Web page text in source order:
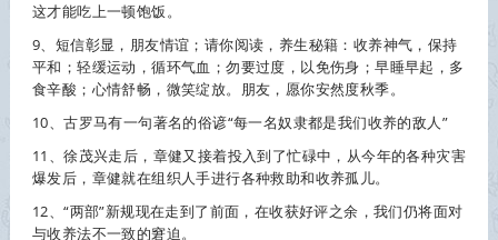
这才能吃上一顿饱饭。
9、短信彰显，朋友情谊；请你阅读，养生秘籍： 收养神气，保持
平和；轻缓运动，循环气血；勿要过度，以免伤身；早睡早起，多
食辛酸；心情舒畅，微笑绽放。朋友，愿你安然度秋季。
10、古罗马有一句著名的俗谚“每一名奴隶都是我们收养的敌人”
11、徐茂兴走后，章健又接着投入到了忙碌中，从今年的各种灾害
爆发后，章健就在组织人手进行各种救助和收养孤儿。
12、“两部”新规现在走到了前面，在收获好评之余，我们仍将面对
与收养法不一致的窘迫。